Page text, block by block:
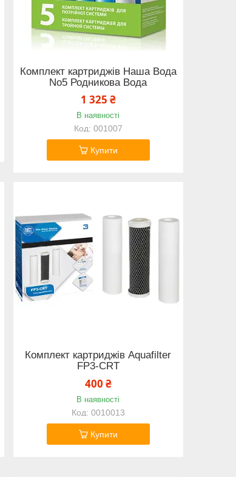
Комплект картриджів Наша Вода
No5 Родникова Вода
1 325 ₴
В наявності
001007
Купити
Комплект картриджів Aquafilter
FP3-CRT
400 ₴
В наявності
0010013
Купити